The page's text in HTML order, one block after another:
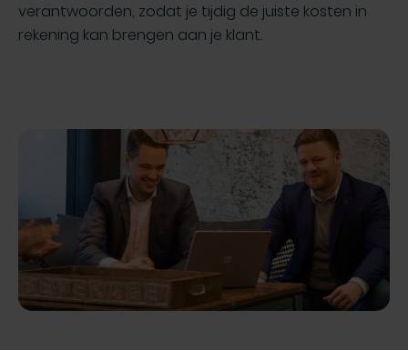
verantwoorden, zodat je tijdig de juiste kosten in
rekening kan brengen aan je klant.